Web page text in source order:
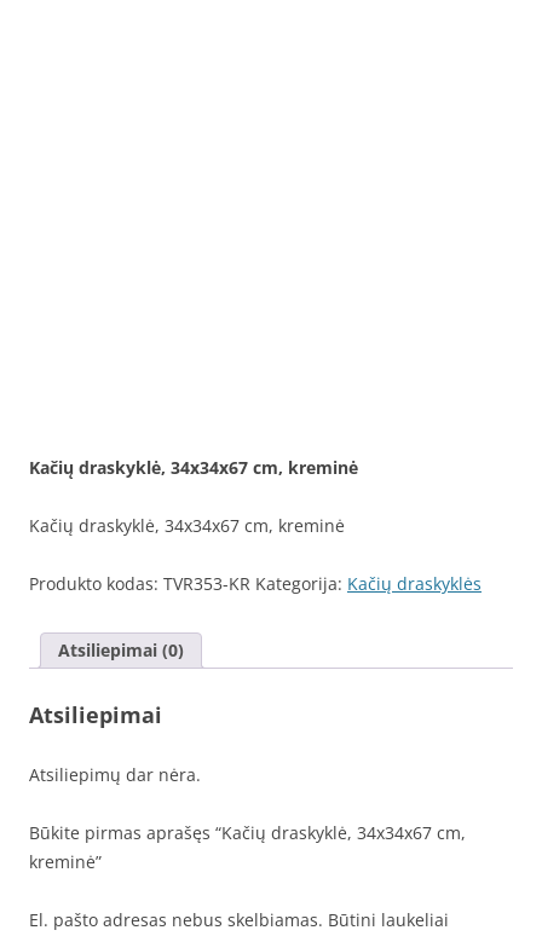
Kačių draskyklė, 34x34x67 cm, kreminė
Kačių draskyklė, 34x34x67 cm, kreminė
Produkto kodas: TVR353-KR Kategorija: Kačių draskyklės
Atsiliepimai (0)
Atsiliepimai
Atsiliepimų dar nėra.
Būkite pirmas aprašęs “Kačių draskyklė, 34x34x67 cm,
kreminė”
El. pašto adresas nebus skelbiamas. Būtini laukeliai